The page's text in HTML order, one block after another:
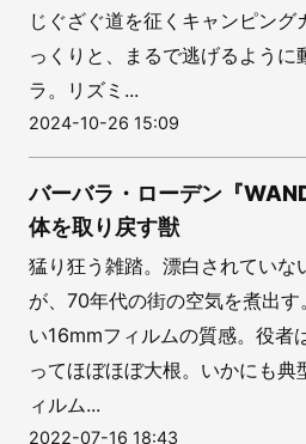
じぐざぐ道を征くキャンピング
っくりと、まるで逃げるように
ラ。リズミ...
2024-10-26 15:09
バーバラ・ローデン『
体を取り戻す獣
猛り狂う雑踏。漂白されていな
が、70年代の街の空気を煮出す
い16mmフィルムの質感。役者
ってほぼほぼ大根。いかにも典
ィルム...
2022-07-16 18:43